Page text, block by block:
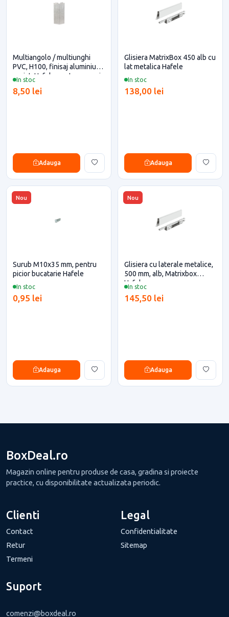
In stoc
Multiangolo / multiunghi
PVC, H100, finisaj aluminiu
periat, Hafele pentru casa si
8,50 lei
Adauga
In stoc
Glisiera MatrixBox 450 alb cu
lat metalica Hafele
138,00 lei
Adauga
Nou
In stoc
Surub M10x35 mm, pentru
picior bucatarie Hafele
0,95 lei
Adauga
Nou
In stoc
Glisiera cu laterale metalice,
500 mm, alb, Matrixbox
Hafele
145,50 lei
Adauga
BoxDeal.ro
Magazin online pentru produse de casa, gradina si proiecte
practice, cu disponibilitate actualizata periodic.
Clienti
Contact
Retur
Termeni
Legal
Confidentialitate
Sitemap
Suport
comenzi@boxdeal.ro